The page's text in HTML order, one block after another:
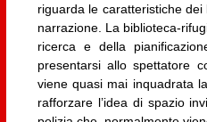
riguarda le caratteristiche
narrazione. La biblioteca-
ricerca e della
presentarsi allo spettatore
viene quasi mai inquadrata
rafforzare l’idea di spazio